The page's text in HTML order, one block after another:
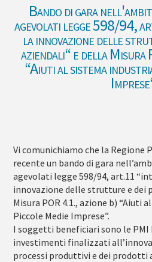
Bando di gara
agevolati legge 598/94,
la innovazione delle
aziendali“ e della Misura
“Aiuti al sistema
Vi comunichiamo che la Regione
recente un bando di gara
agevolati legge 598/94, art.11
innovazione delle strutture e dei
Misura POR 4.1., azione b) “Aiuti
Piccole Medie Imprese”.
I soggetti beneficiari sono le PMI
investimenti finalizzati
processi produttivi e dei prodotti